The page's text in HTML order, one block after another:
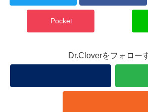
Pocket
Dr.Cloverをフォロー